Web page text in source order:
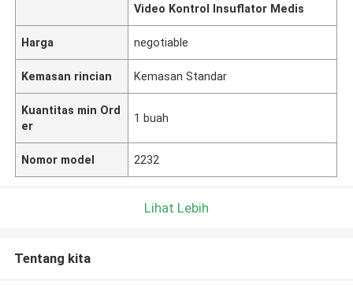
Video Kontrol Insuflator Medis
Harga negotiable
Kemasan rincian Kemasan Standar
Kuantitas min Ord
er
1 buah
Nomor model 2232
Lihat Lebih
Tentang kita